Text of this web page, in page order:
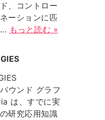
、コントロー
ーションに匹
もっと読む »
ウンド グラフ
は、すでに実
研究応用知識